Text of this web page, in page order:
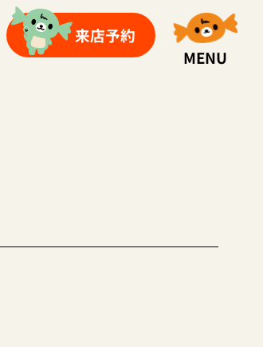
来店予約
MENU